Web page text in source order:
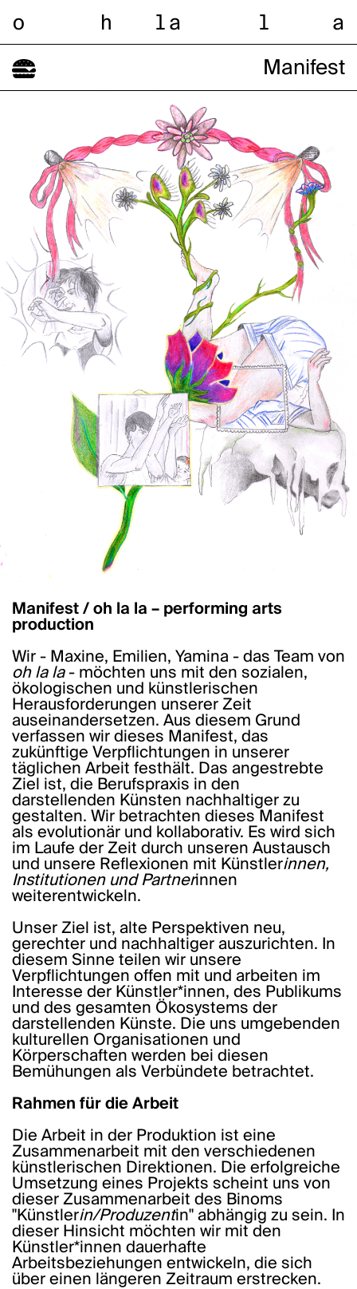
o h l a l a
Manifest
Manifest / oh la la – performing arts
production
Wir - Maxine, Emilien, Yamina - das Team von
oh la la - möchten uns mit den sozialen,
ökologischen und künstlerischen
Herausforderungen unserer Zeit
auseinandersetzen. Aus diesem Grund
verfassen wir dieses Manifest, das
zukünftige Verpflichtungen in unserer
täglichen Arbeit festhält. Das angestrebte
Ziel ist, die Berufspraxis in den
darstellenden Künsten nachhaltiger zu
gestalten. Wir betrachten dieses Manifest
als evolutionär und kollaborativ. Es wird sich
im Laufe der Zeit durch unseren Austausch
und unsere Reflexionen mit Künstlerinnen,
Institutionen und Partnerinnen
weiterentwickeln.
Unser Ziel ist, alte Perspektiven neu,
gerechter und nachhaltiger auszurichten. In
diesem Sinne teilen wir unsere
Verpflichtungen offen mit und arbeiten im
Interesse der Künstler*innen, des Publikums
und des gesamten Ökosystems der
darstellenden Künste. Die uns umgebenden
kulturellen Organisationen und
Körperschaften werden bei diesen
Bemühungen als Verbündete betrachtet.
Rahmen für die Arbeit
Die Arbeit in der Produktion ist eine
Zusammenarbeit mit den verschiedenen
künstlerischen Direktionen. Die erfolgreiche
Umsetzung eines Projekts scheint uns von
dieser Zusammenarbeit des Binoms
"Künstlerin/Produzentin" abhängig zu sein. In
dieser Hinsicht möchten wir mit den
Künstler*innen dauerhafte
Arbeitsbeziehungen entwickeln, die sich
über einen längeren Zeitraum erstrecken.